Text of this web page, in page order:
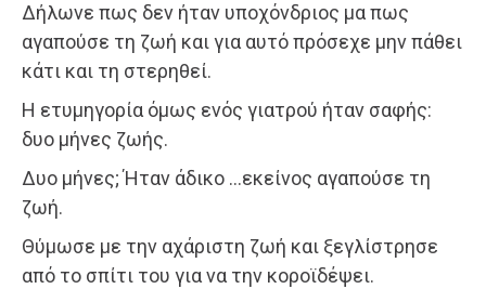
Δήλωνε πως δεν ήταν υποχόνδριος μα πως
αγαπούσε τη ζωή και για αυτό πρόσεχε μην πάθει
κάτι και τη στερηθεί.
Η ετυμηγορία όμως ενός γιατρού ήταν σαφής:
δυο μήνες ζωής.
Δυο μήνες; Ήταν άδικο …εκείνος αγαπούσε τη
ζωή.
Θύμωσε με την αχάριστη ζωή και ξεγλίστρησε
από το σπίτι του για να την κοροϊδέψει.